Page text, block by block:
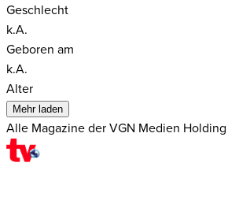
Geschlecht
k.A.
Geboren am
k.A.
Alter
Mehr laden
Alle Magazine der VGN Medien Holding